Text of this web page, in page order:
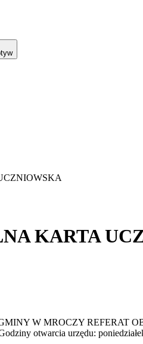
KARTA
W MROCZY REFERAT
otwarcia urzędu: